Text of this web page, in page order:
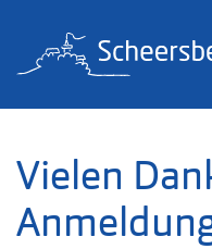
Zum Inhalt springen
Zur Fußzeile springen
Vielen